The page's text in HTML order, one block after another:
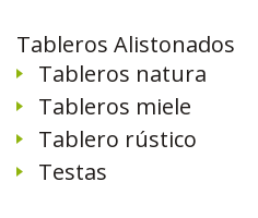
Tableros Alistonados
Tableros natura
Tableros miele
Tablero rústico
Testas